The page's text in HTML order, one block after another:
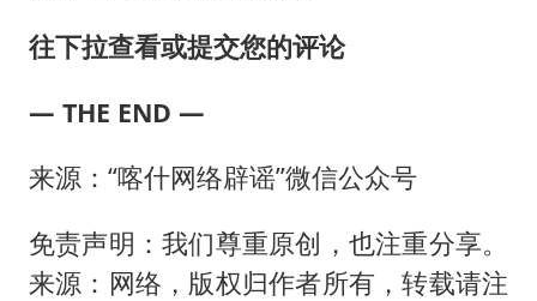
往下拉查看或提交您的评论
— THE END —
来源：“喀什网络辟谣”微信公众号
免责声明：我们尊重原创，也注重分享。
来源：网络，版权归作者所有，转载请注